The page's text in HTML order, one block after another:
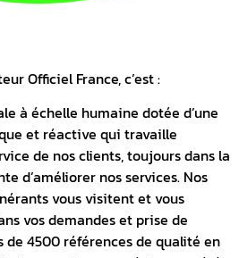
Officiel France, c’est :
à échelle humaine dotée d’une
et réactive qui travaille
de nos clients, toujours dans la
d’améliorer nos services. Nos
vous visitent et vous
vos demandes et prise de
de 4500 références de qualité en